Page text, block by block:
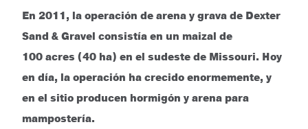
En 2011, la operación de arena y grava de Dexter
Sand & Gravel consistía en un maizal de
100 acres (40 ha) en el sudeste de Missouri. Hoy
en día, la operación ha crecido enormemente, y
en el sitio producen hormigón y arena para
mampostería.